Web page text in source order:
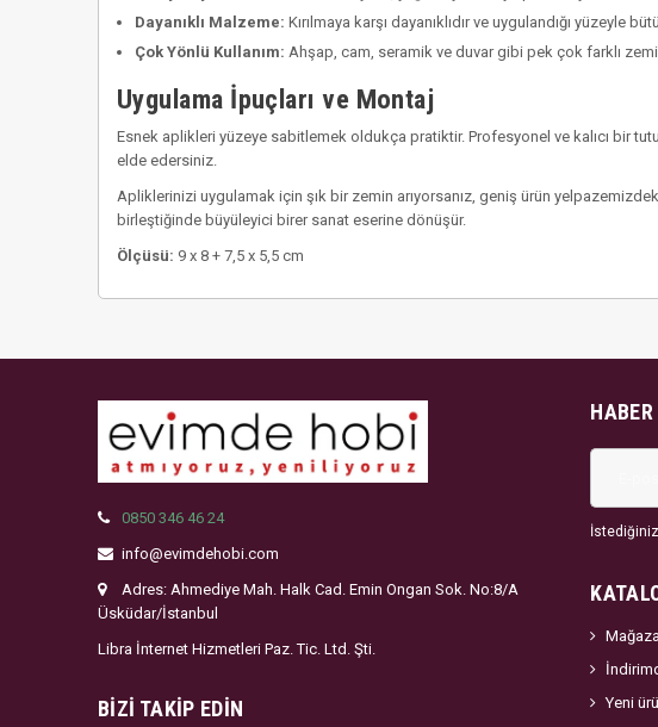
Dayanıklı Malzeme: Kırılmaya karşı dayanıklıdır ve uygulandığı yüzeyle
Çok Yönlü Kullanım: Ahşap, cam, seramik ve duvar gibi pek çok farklı
Uygulama İpuçları ve Montaj
Esnek aplikleri yüzeye sabitlemek oldukça pratiktir. Profesyonel ve kalıcı bir
elde edersiniz.
Apliklerinizi uygulamak için şık bir zemin arıyorsanız, geniş ürün
birleştiğinde büyüleyici birer sanat eserine dönüşür.
Ölçüsü: 9 x 8 + 7,5 x 5,5 cm
0850 346 46 24
info@evimdehobi.com
Adres: Ahmediye Mah. Halk Cad. Emin Ongan Sok. No:8/A
Üsküdar/İstanbul
Libra İnternet Hizmetleri Paz. Tic. Ltd. Şti.
BIZI TAKIP EDIN
Yeni